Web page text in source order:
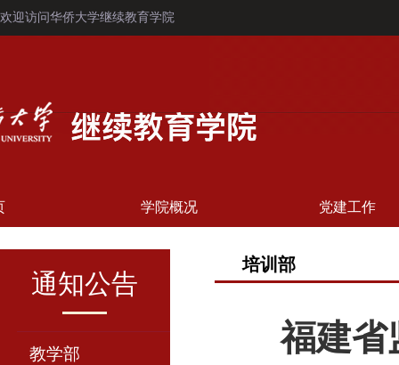
欢迎访问华侨大学继续教育学院
学院概况 党建工作
通知公告
教学部
培训部
福建省